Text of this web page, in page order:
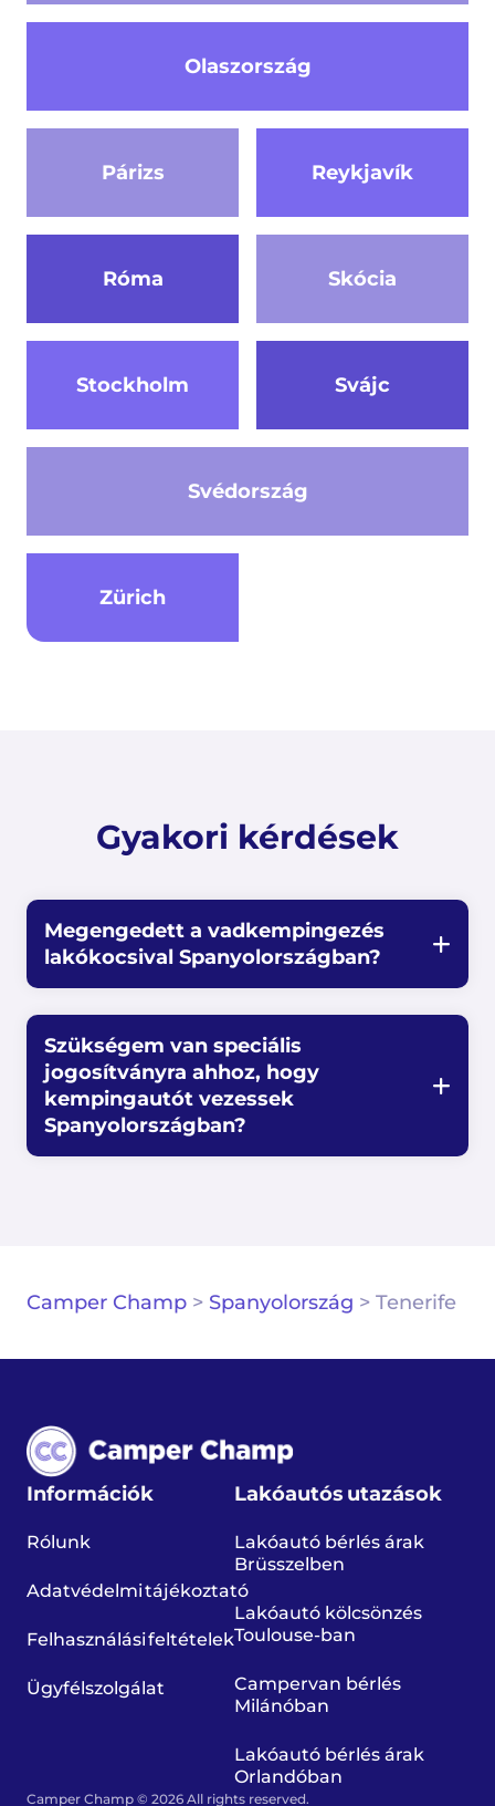
Olaszország
Párizs Reykjavík
Róma Skócia
Stockholm Svájc
Svédország
Zürich
Gyakori kérdések
Megengedett a vadkempingezés
lakókocsival Spanyolországban?
Szükségem van speciális
jogosítványra ahhoz, hogy
kempingautót vezessek
Spanyolországban?
Camper Champ > Spanyolország > Tenerife
Információk
Rólunk
Adatvédelmi tájékoztató
Felhasználási feltételek
Ügyfélszolgálat
Lakóautós utazások
Lakóautó bérlés árak
Brüsszelben
Lakóautó kölcsönzés
Toulouse-ban
Campervan bérlés
Milánóban
Lakóautó bérlés árak
Orlandóban
Camper Champ © 2026 All rights reserved.